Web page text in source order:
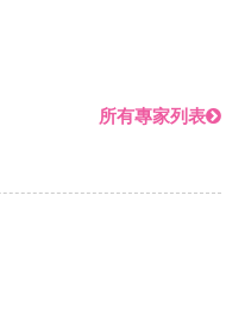
所有專家列表